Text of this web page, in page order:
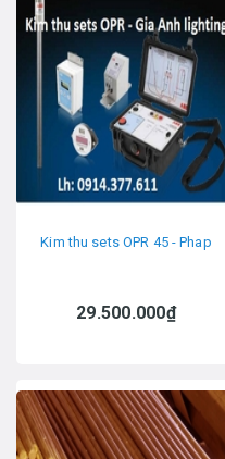
Kim thu sets OPR 45 - Phap
29.500.000₫